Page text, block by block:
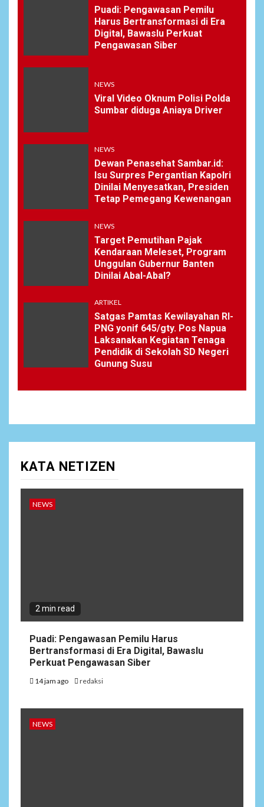
Puadi: Pengawasan Pemilu
Harus Bertransformasi di Era
Digital, Bawaslu Perkuat
Pengawasan Siber
NEWS
Viral Video Oknum Polisi Polda
Sumbar diduga Aniaya Driver
NEWS
Dewan Penasehat Sambar.id:
Isu Surpres Pergantian Kapolri
Dinilai Menyesatkan, Presiden
Tetap Pemegang Kewenangan
NEWS
Target Pemutihan Pajak
Kendaraan Meleset, Program
Unggulan Gubernur Banten
Dinilai Abal-Abal?
ARTIKEL
Satgas Pamtas Kewilayahan RI-
PNG yonif 645/gty. Pos Napua
Laksanakan Kegiatan Tenaga
Pendidik di Sekolah SD Negeri
Gunung Susu
KATA NETIZEN
NEWS
2 min read
Puadi: Pengawasan Pemilu Harus
Bertransformasi di Era Digital, Bawaslu
Perkuat Pengawasan Siber
14 jam ago redaksi
NEWS